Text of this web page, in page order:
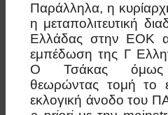
Παράλληλα, η
η μεταπολιτευτική
Ελλάδας στην ΕΟΚ
εμπέδωση της Γ
Ο Τσάκας όμως
θεωρώντας τομή το
εκλογική άνοδο του